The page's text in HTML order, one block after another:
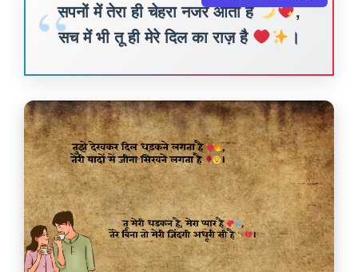
सपनों में तेरा ही चेहरा नजर आता है
,
सच में भी तू ही मेरे दिल का राज़ है
।